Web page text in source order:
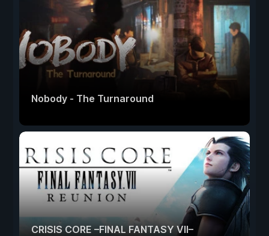
Nobody - The Turnaround
CRISIS CORE –FINAL FANTASY VII–